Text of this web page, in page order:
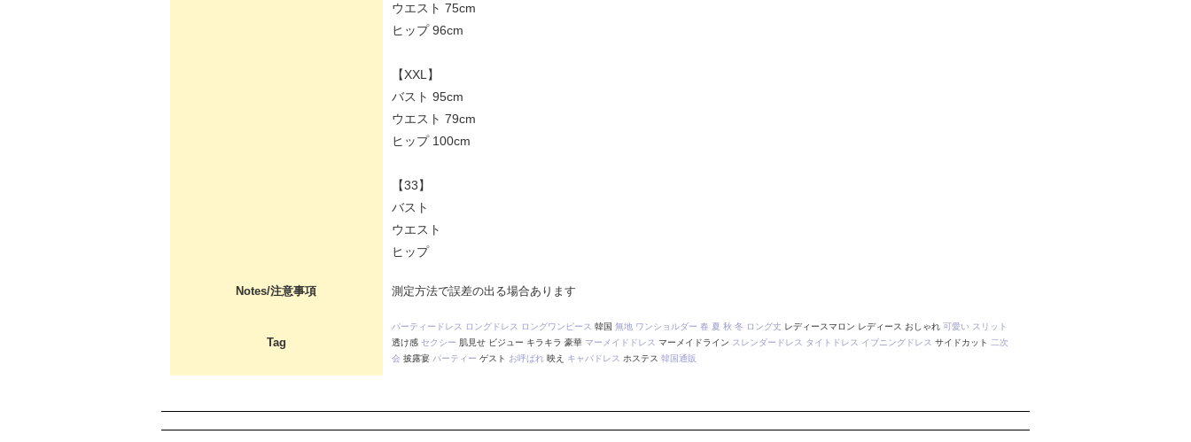
ウエスト 75cm
ヒップ 96cm
【XXL】
バスト 95cm
ウエスト 79cm
ヒップ 100cm
【33】
バスト
ウエスト
ヒップ
Notes/注意事項 測定方法で誤差の出る場合あります
Tag
パーティードレス ロングドレス ロングワンピース 韓国 無地 ワンショルダー 春 夏 秋 冬 ロング丈 レディースマロン レディース おしゃれ 可愛い スリット
透け感 セクシー 肌見せ ビジュー キラキラ 豪華 マーメイドドレス マーメイドライン スレンダードレス タイトドレス イブニングドレス サイドカット 二次
会披露宴 パーティー ゲスト お呼ばれ映え キャバドレス ホステス 韓国通販